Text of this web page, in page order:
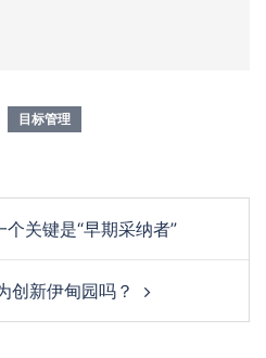
目标管理
关键是“早期采纳者”
创新伊甸园吗？